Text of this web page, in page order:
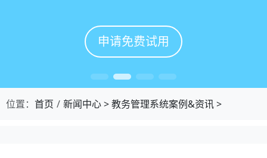
申请免费试用
申请免费试用
申请免费试用
申请免费试用
位置： 首页 新闻中心>教务管理系统案例&资讯>